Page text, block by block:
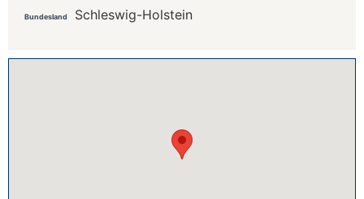
Bundesland Schleswig-Holstein